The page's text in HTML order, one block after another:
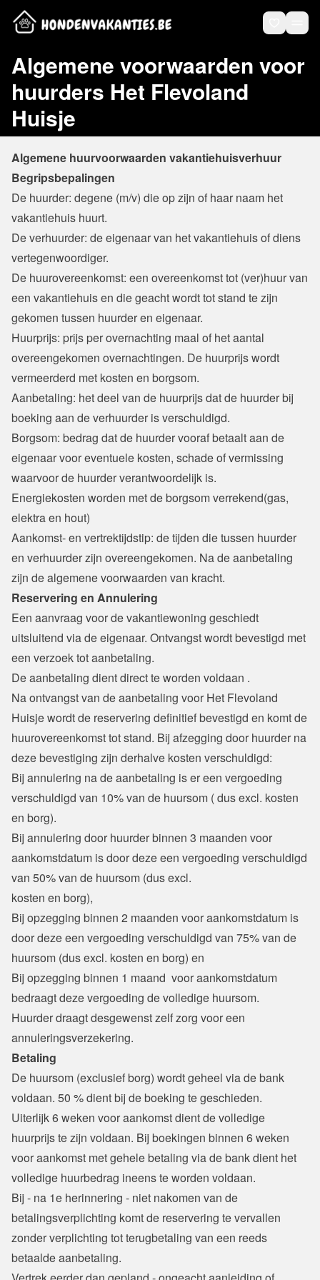
Algemene voorwaarden voor
huurders Het Flevoland
Huisje
Algemene huurvoorwaarden vakantiehuisverhuur
Begripsbepalingen
De huurder: degene (m/v) die op zijn of haar naam het
vakantiehuis huurt.
De verhuurder: de eigenaar van het vakantiehuis of diens
vertegenwoordiger.
De huurovereenkomst: een overeenkomst tot (ver)huur van
een vakantiehuis en die geacht wordt tot stand te zijn
gekomen tussen huurder en eigenaar.
Huurprijs: prijs per overnachting maal of het aantal
overeengekomen overnachtingen. De huurprijs wordt
vermeerderd met kosten en borgsom.
Aanbetaling: het deel van de huurprijs dat de huurder bij
boeking aan de verhuurder is verschuldigd.
Borgsom: bedrag dat de huurder vooraf betaalt aan de
eigenaar voor eventuele kosten, schade of vermissing
waarvoor de huurder verantwoordelijk is.
Energiekosten worden met de borgsom verrekend(gas,
elektra en hout)
Aankomst- en vertrektijdstip: de tijden die tussen huurder
en verhuurder zijn overeengekomen. Na de aanbetaling
zijn de algemene voorwaarden van kracht.
Reservering en Annulering
Een aanvraag voor de vakantiewoning geschiedt
uitsluitend via de eigenaar. Ontvangst wordt bevestigd met
een verzoek tot aanbetaling.
De aanbetaling dient direct te worden voldaan .
Na ontvangst van de aanbetaling voor Het Flevoland
Huisje wordt de reservering definitief bevestigd en komt de
huurovereenkomst tot stand. Bij afzegging door huurder na
deze bevestiging zijn derhalve kosten verschuldigd:
Bij annulering na de aanbetaling is er een vergoeding
verschuldigd van 10% van de huursom ( dus excl. kosten
en borg).
Bij annulering door huurder binnen 3 maanden voor
aankomstdatum is door deze een vergoeding verschuldigd
van 50% van de huursom (dus excl.
kosten en borg),
Bij opzegging binnen 2 maanden voor aankomstdatum is
door deze een vergoeding verschuldigd van 75% van de
huursom (dus excl. kosten en borg) en
Bij opzegging binnen 1 maand  voor aankomstdatum
bedraagt deze vergoeding de volledige huursom.
Huurder draagt desgewenst zelf zorg voor een
annuleringsverzekering.
Betaling
De huursom (exclusief borg) wordt geheel via de bank
voldaan. 50 % dient bij de boeking te geschieden.
Uiterlijk 6 weken voor aankomst dient de volledige
huurprijs te zijn voldaan. Bij boekingen binnen 6 weken
voor aankomst met gehele betaling via de bank dient het
volledige huurbedrag ineens te worden voldaan.
Bij - na 1e herinnering - niet nakomen van de
betalingsverplichting komt de reservering te vervallen
zonder verplichting tot terugbetaling van een reeds
betaalde aanbetaling.